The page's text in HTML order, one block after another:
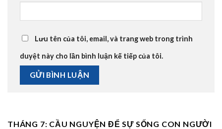
Lưu tên của tôi, email, và trang web trong trình
duyệt này cho lần bình luận kế tiếp của tôi.
THÁNG 7: CẦU NGUYỆN ĐỂ SỰ SỐNG CON NGƯỜI